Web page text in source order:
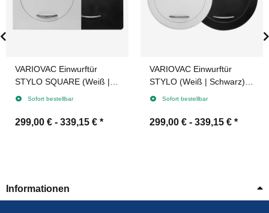
VARIOVAC Einwurftür
STYLO SQUARE (Weiß |
Schwarz) -
Sofort bestellbar
299,00 € - 339,15 € *
VARIOVAC Einwurftür
STYLO (Weiß | Schwarz) -
Wäscheabwurfschacht
Sofort bestellbar
299,00 € - 339,15 € *
Informationen